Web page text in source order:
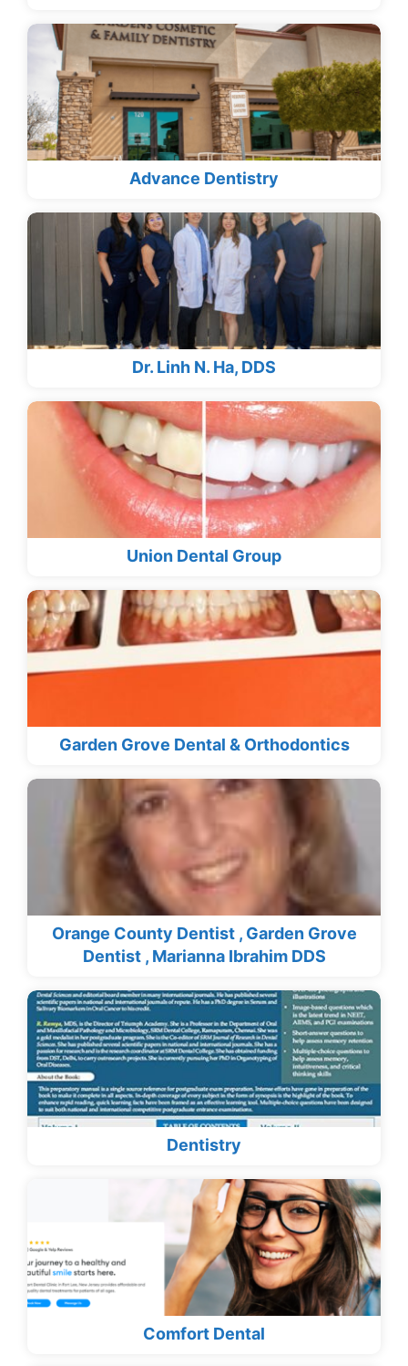
Advance Dentistry
Dr. Linh N. Ha, DDS
Union Dental Group
Garden Grove Dental & Orthodontics
Orange County Dentist , Garden Grove
Dentist , Marianna Ibrahim DDS
Dentistry
Comfort Dental